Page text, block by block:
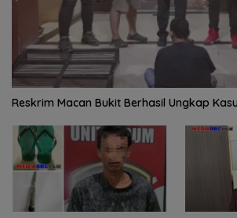
Reskrim Macan Bukit Berhasil Ungkap